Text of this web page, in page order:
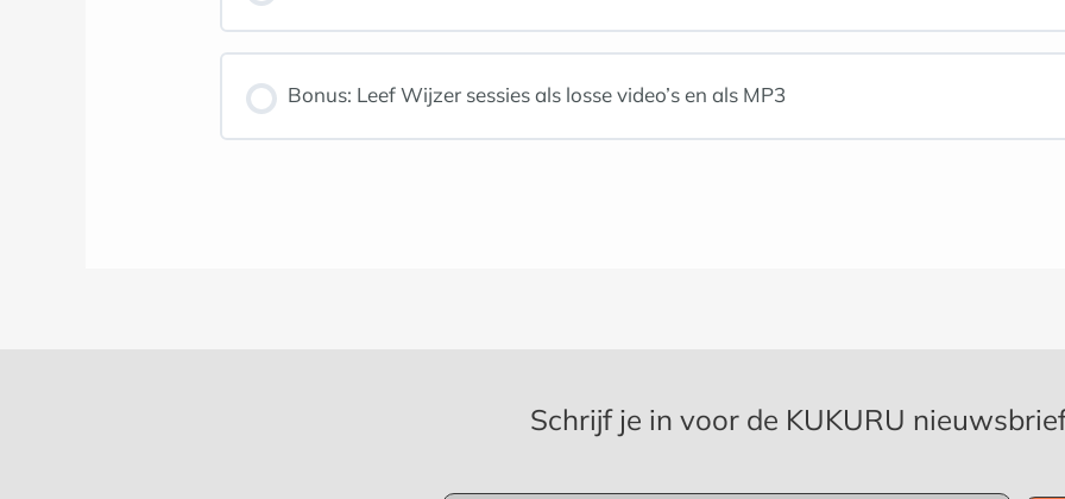
Bonus: Leef Wijzer sessies als losse video’s en als MP3
Schrijf je in voor de KUKURU